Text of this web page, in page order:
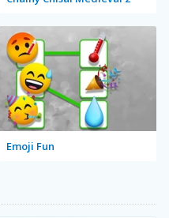
Emoji Fun